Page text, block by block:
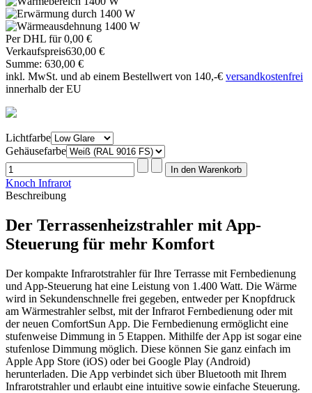
Per DHL für 0,00 €
Verkaufspreis630,00 €
Summe: 630,00 €
inkl. MwSt. und ab einem Bestellwert von 140,-€ versandkostenfrei
innerhalb der EU
Lichtfarbe
Gehäusefarbe
Knoch Infrarot
Beschreibung
Der Terrassenheizstrahler mit App-
Steuerung für mehr Komfort
Der kompakte Infrarotstrahler für Ihre Terrasse mit Fernbedienung
und App-Steuerung hat eine Leistung von 1.400 Watt. Die Wärme
wird in Sekundenschnelle frei gegeben, entweder per Knopfdruck
am Wärmestrahler selbst, mit der Infrarot Fernbedienung oder mit
der neuen ComfortSun App. Die Fernbedienung ermöglicht eine
stufenweise Dimmung in 5 Etappen. Mithilfe der App ist sogar eine
stufenlose Dimmung möglich. Diese können Sie ganz einfach im
Apple App Store (iOS) oder bei Google Play (Android)
herunterladen. Die App verbindet sich über Bluetooth mit Ihrem
Infrarotstrahler und erlaubt eine intuitive sowie einfache Steuerung.